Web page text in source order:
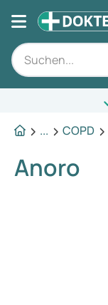
...
COPD
Anoro